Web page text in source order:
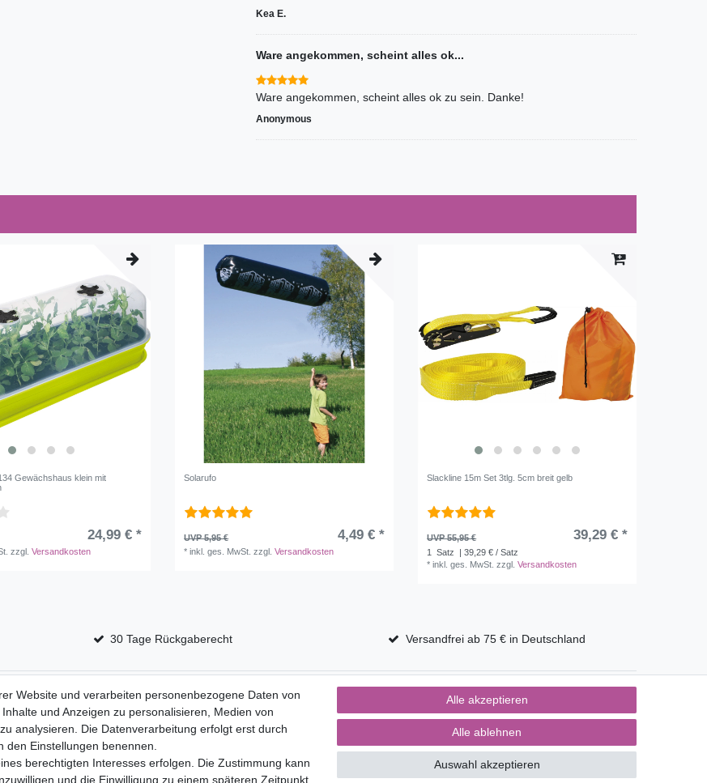
Kea E.
Ware angekommen, scheint alles ok...
Ware angekommen, scheint alles ok zu sein. Danke!
Anonymous
Gewächshaus klein mit
24,99 € *
zzgl.Versandkosten
Solarufo
UVP 5,95 € 4,49 € *
*inkl. ges. MwSt. zzgl.Versandkosten
Slackline 15m Set 3tlg. 5cm breit gelb
UVP 55,95 € 39,29 € *
1 Satz
| 39,29 € / Satz
*inkl. ges. MwSt. zzgl.Versandkosten
30 Tage Rückgaberecht Versandfrei ab 75 € in Deutschland
Service
Versandkosten
Website und verarbeiten personenbezogene Daten von
und Anzeigen zu personalisieren, Medien von
analysieren. Die Datenverarbeitung erfolgt erst durch
Einstellungen benennen.
berechtigten Interesses erfolgen. Die Zustimmung kann
und die Einwilligung zu einem späteren Zeitpunkt
Alle akzeptieren
Alle ablehnen
Auswahl akzeptieren